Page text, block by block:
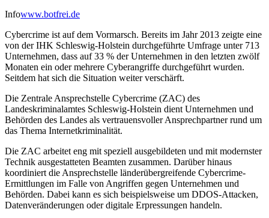
Infowww.botfrei.de
Cybercrime ist auf dem Vormarsch. Bereits im Jahr 2013 zeigte eine
von der IHK Schleswig-Holstein durchgeführte Umfrage unter 713
Unternehmen, dass auf 33 % der Unternehmen in den letzten zwölf
Monaten ein oder mehrere Cyberangriffe durchgeführt wurden.
Seitdem hat sich die Situation weiter verschärft.
Die Zentrale Ansprechstelle Cybercrime (ZAC) des
Landeskriminalamtes Schleswig-Holstein dient Unternehmen und
Behörden des Landes als vertrauensvoller Ansprechpartner rund um
das Thema Internetkriminalität.
Die ZAC arbeitet eng mit speziell ausgebildeten und mit modernster
Technik ausgestatteten Beamten zusammen. Darüber hinaus
koordiniert die Ansprechstelle länderübergreifende Cybercrime-
Ermittlungen im Falle von Angriffen gegen Unternehmen und
Behörden. Dabei kann es sich beispielsweise um DDOS-Attacken,
Datenveränderungen oder digitale Erpressungen handeln.